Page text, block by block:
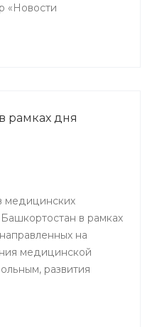
«Новости
рамках дня
медицинских
в рамках
на
медицинской
развития
союза